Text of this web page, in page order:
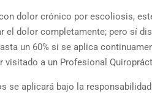
dolor crónico por escoliosis,
el dolor completamente; pero sí
un 60% si se aplica
visitado a un Profesional
se aplicará bajo la